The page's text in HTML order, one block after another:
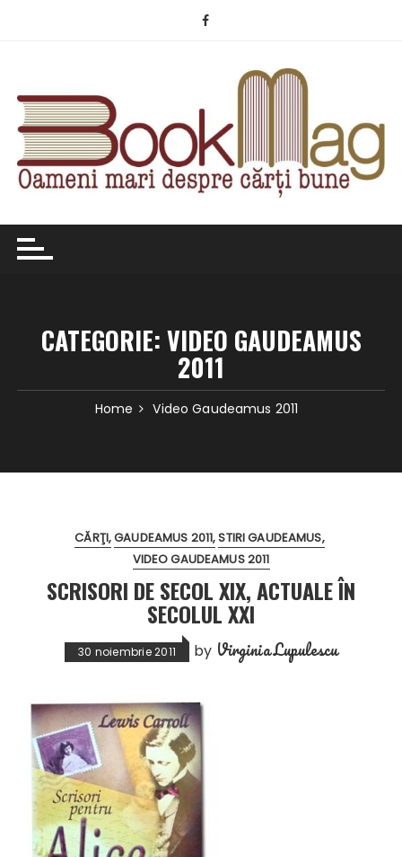
CATEGORIE:VIDEO GAUDEAMUS
2011
Home Video Gaudeamus 2011
CĂRŢI GAUDEAMUS 2011 STIRI GAUDEAMUS
VIDEO GAUDEAMUS 2011
SCRISORI DE SECOL XIX, ACTUALE ÎN
SECOLUL XXI
30 noiembrie 2011 by Virginia Lupulescu